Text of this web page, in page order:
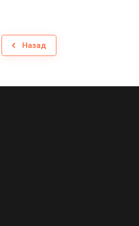
Назад